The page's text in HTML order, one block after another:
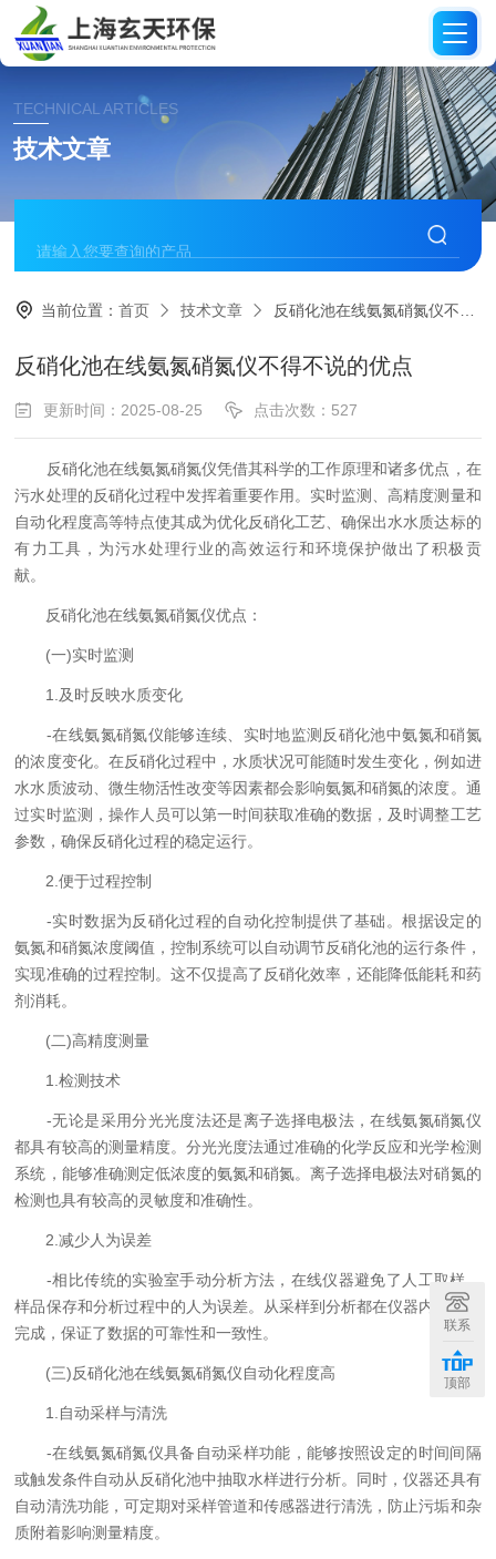
TECHNICAL ARTICLES
技术文章
当前位置：首页 技术文章 反硝化池在线氨氮硝氮仪不得不说的优点
反硝化池在线氨氮硝氮仪不得不说的优点
更新时间：2025-08-25 点击次数：527
反硝化池在线氨氮硝氮仪凭借其科学的工作原理和诸多优点，在
污水处理的反硝化过程中发挥着重要作用。实时监测、高精度测量和
自动化程度高等特点使其成为优化反硝化工艺、确保出水水质达标的
有力工具，为污水处理行业的高效运行和环境保护做出了积极贡
献。
反硝化池在线氨氮硝氮仪优点：
(一)实时监测
1.及时反映水质变化
-在线氨氮硝氮仪能够连续、实时地监测反硝化池中氨氮和硝氮
的浓度变化。在反硝化过程中，水质状况可能随时发生变化，例如进
水水质波动、微生物活性改变等因素都会影响氨氮和硝氮的浓度。通
过实时监测，操作人员可以第一时间获取准确的数据，及时调整工艺
参数，确保反硝化过程的稳定运行。
2.便于过程控制
-实时数据为反硝化过程的自动化控制提供了基础。根据设定的
氨氮和硝氮浓度阈值，控制系统可以自动调节反硝化池的运行条件，
实现准确的过程控制。这不仅提高了反硝化效率，还能降低能耗和药
剂消耗。
(二)高精度测量
1.检测技术
-无论是采用分光光度法还是离子选择电极法，在线氨氮硝氮仪
都具有较高的测量精度。分光光度法通过准确的化学反应和光学检测
系统，能够准确测定低浓度的氨氮和硝氮。离子选择电极法对硝氮的
检测也具有较高的灵敏度和准确性。
2.减少人为误差
-相比传统的实验室手动分析方法，在线仪器避免了人工取样、
样品保存和分析过程中的人为误差。从采样到分析都在仪器内部自动
完成，保证了数据的可靠性和一致性。
(三)反硝化池在线氨氮硝氮仪自动化程度高
1.自动采样与清洗
-在线氨氮硝氮仪具备自动采样功能，能够按照设定的时间间隔
或触发条件自动从反硝化池中抽取水样进行分析。同时，仪器还具有
自动清洗功能，可定期对采样管道和传感器进行清洗，防止污垢和杂
质附着影响测量精度。
联系
顶部